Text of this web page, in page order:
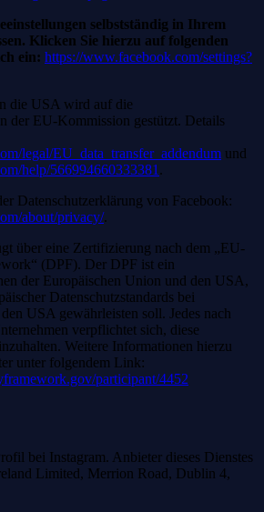
selbstständig in Ihrem
Klicken Sie hierzu auf folgenden
ein: https://www.facebook.com/settings?
die USA wird auf die
der EU-Kommission gestützt. Details
legal/EU_data_transfer_addendum und
help/566994660333381 .
Datenschutzerklärung von Facebook:
about/privacy/.
über eine Zertifizierung nach dem „EU-
(DPF). Der DPF ist ein
der Europäischen Union und den USA,
Datenschutzstandards bei
USA gewährleisten soll. Jedes nach
verpflichtet sich, diese
Weitere Informationen hierzu
unter folgendem Link:
participant/4452
bei Instagram. Anbieter dieses Dienstes
Limited, Merrion Road, Dublin 4,